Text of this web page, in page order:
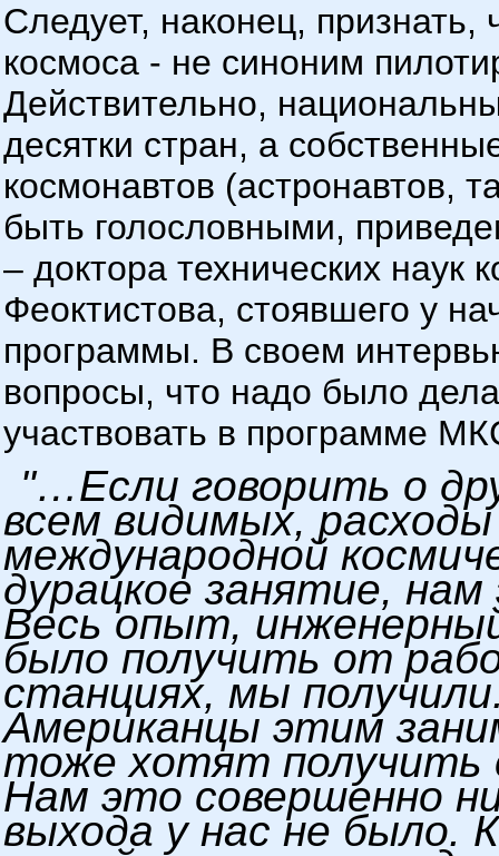
Следует, наконец, признать,
космоса - не синоним
Действительно,
десятки стран, а
космонавтов (астронавтов,
быть голословными,
– доктора технических наук
Феоктистова, стоявшего у
программы. В своем
вопросы, что надо было
участвовать в программе
"…Если говорить о
всем видимых,
международной
дурацкое занятие,
Весь опыт,
было получить от
станциях, мы
Американцы этим
тоже хотят получить
Нам это совершенно
выхода у нас не было.